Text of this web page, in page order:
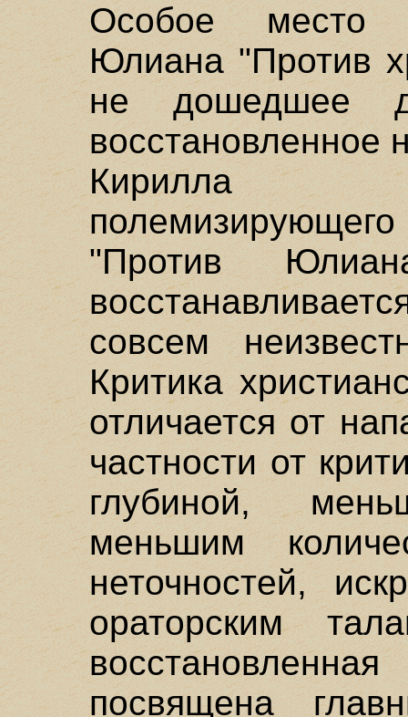
Особое место
Юлиана "Против
не дошедшее
восстановленное
Кирилла
"Против
совсем
Критика
отличается от
частности от
глубиной,
меньшим
неточностей,
ораторским
посвящена